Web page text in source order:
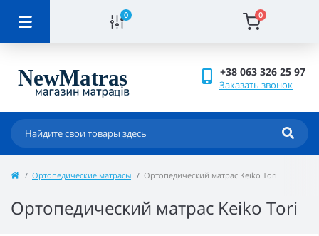
0 0
+38 063 326 25 97
Заказать звонок
Ортопедические матрасы Ортопедический матрас Keiko Tori
Ортопедический матрас Keiko Tori